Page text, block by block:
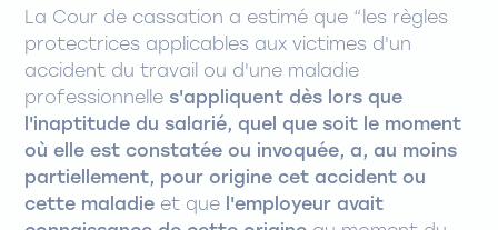
La Cour de cassation a estimé que “les règles
protectrices applicables aux victimes d'un
accident du travail ou d'une maladie
professionnelles'appliquent dès lors que
l'inaptitude du salarié, quel que soit le moment
où elle est constatée ou invoquée, a, au moins
partiellement, pour origine cet accident ou
cette maladie et que l'employeur avait